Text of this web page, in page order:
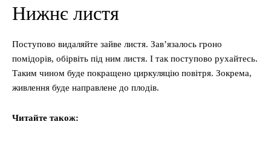
Нижнє листя
Поступово видаляйте зайве листя. Зав’язалось гроно
помідорів, обірвіть під ним листя. І так поступово рухайтесь.
Таким чином буде покращено циркуляцію повітря. Зокрема,
живлення буде направлене до плодів.
Читайте також: